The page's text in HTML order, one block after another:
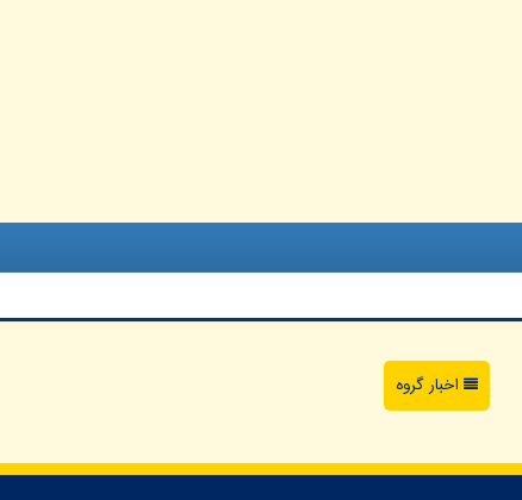
اخبار گروه